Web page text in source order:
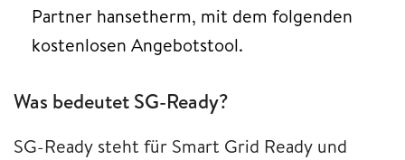
Partner hansetherm, mit dem folgenden
kostenlosen Angebotstool.
Was bedeutet SG-Ready?
SG-Ready steht für Smart Grid Ready und